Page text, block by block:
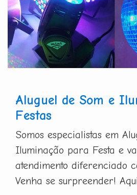
Aluguel de Som e
Festas
Somos especialistas em
Iluminação para Festa e
atendimento diferenciado
Venha se surpreender!